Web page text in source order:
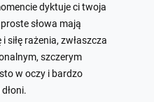
dyktuje ci twoja
słowa mają
rażenia, zwłaszcza
szczerym
w oczy i bardzo